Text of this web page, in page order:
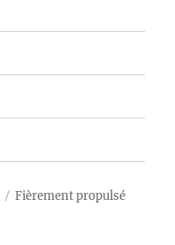
Fièrement propulsé